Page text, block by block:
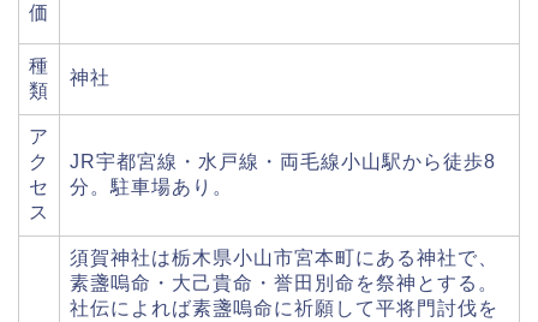
価
種
類
神社
ア
ク
セ
ス
JR宇都宮線・水戸線・両毛線小山駅から徒歩8
分。駐車場あり。
須賀神社は栃木県小山市宮本町にある神社で、
素盞嗚命・大己貴命・誉田別命を祭神とする。
社伝によれば素盞嗚命に祈願して平将門討伐を